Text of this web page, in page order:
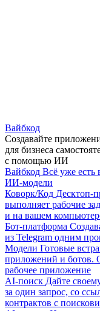
Вайбкод
Создавайте
для бизнеса
с помощью ИИ
Вайбкод Всё уже есть
ИИ-модели
Коворк/Код Десктоп-
выполняет рабочие
и на вашем
Бот-платформа
из Telegram одним
Модели Готовые
приложений и ботов.
рабочее приложение
AI-поиск Дайте
за один запрос, со
контрактов с